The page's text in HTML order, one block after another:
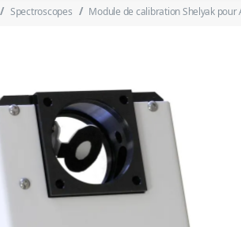
Spectroscopes Module de calibration Shelyak pour